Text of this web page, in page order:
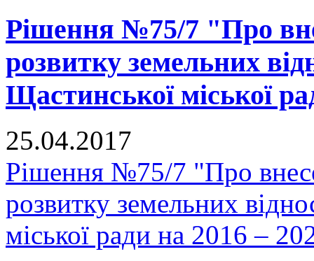
Рішення №75/7 "Про
розвитку земельних
Щастинської міської
25.04.2017
Рішення №75/7 "Про
розвитку земельних
міської ради на 2016 –